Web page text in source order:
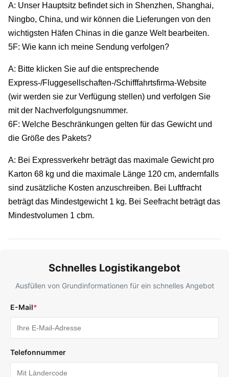
A: Unser Hauptsitz befindet sich in Shenzhen, Shanghai,
Ningbo, China, und wir können die Lieferungen von den
wichtigsten Häfen Chinas in die ganze Welt bearbeiten.
5F: Wie kann ich meine Sendung verfolgen?
A: Bitte klicken Sie auf die entsprechende
Express-/Fluggesellschaften-/Schifffahrtsfirma-Website
(wir werden sie zur Verfügung stellen) und verfolgen Sie
mit der Nachverfolgungsnummer.
6F: Welche Beschränkungen gelten für das Gewicht und
die Größe des Pakets?
A: Bei Expressverkehr beträgt das maximale Gewicht pro
Karton 68 kg und die maximale Länge 120 cm, andernfalls
sind zusätzliche Kosten anzuschreiben. Bei Luftfracht
beträgt das Mindestgewicht 1 kg. Bei Seefracht beträgt das
Mindestvolumen 1 cbm.
Schnelles Logistikangebot
Ausfüllen von Grundinformationen für ein schnelles Angebot
E-Mail*
Telefonnummer